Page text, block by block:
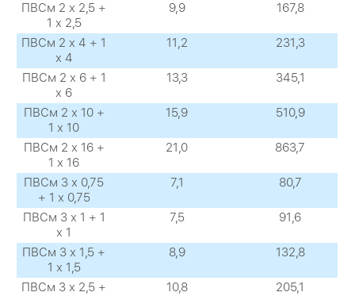
ПВСм 2 х 2,5 +
1 х 2,5
9,9 167,8
ПВСм 2 х 4 + 1
х 4
11,2 231,3
ПВСм 2 х 6 + 1
х 6
13,3 345,1
ПВСм 2 х 10 +
1 х 10
15,9 510,9
ПВСм 2 х 16 +
1 х 16
21,0 863,7
ПВСм 3 х 0,75
+ 1 х 0,75
7,1 80,7
ПВСм 3 х 1 + 1
х 1
7,5 91,6
ПВСм 3 х 1,5 +
1 х 1,5
8,9 132,8
ПВСм 3 х 2,5 +
10,8 205,1